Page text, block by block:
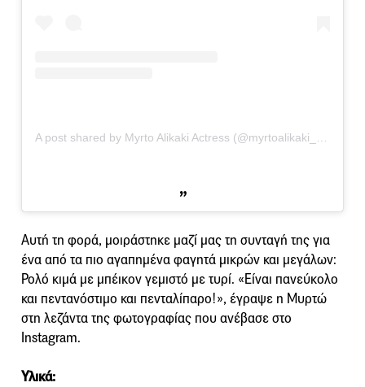
Αυτή τη φορά, μοιράστηκε μαζί μας τη συνταγή της για
ένα από τα πιο αγαπημένα φαγητά μικρών και μεγάλων:
Ρολό κιμά με μπέικον γεμιστό με τυρί. «Είναι πανεύκολο
και πεντανόστιμο και πενταλίπαρο!», έγραψε η Μυρτώ
στη λεζάντα της φωτογραφίας που ανέβασε στο
Instagram.
Υλικά: